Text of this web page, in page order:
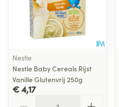
Nestle
Nestle Baby Cereals Rijst
Vanille Glutenvrij 250g
€ 4,17